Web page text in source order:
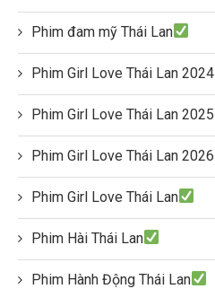
Phim đam mỹ Thái Lan
Phim Girl Love Thái Lan 2024
Phim Girl Love Thái Lan 2025
Phim Girl Love Thái Lan 2026
Phim Girl Love Thái Lan
Phim Hài Thái Lan
Phim Hành Động Thái Lan